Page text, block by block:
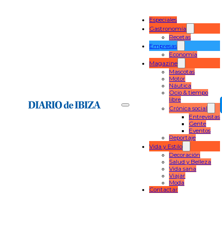
Especiales
Gastronomía
Recetas
Empresas
Economía
Magazine
Mascotas
Motor
Náutica
Ocio & tiempo
libre
Crónica social
Entrevistas
Gente
Eventos
Reportaje
Vida y Estilo
Decoración
Salud y Belleza
Vida sana
Viajar
Moda
Contactar